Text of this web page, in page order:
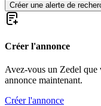
Créer une alerte de
Créer l'annonce
Avez-vous un Zedel que
annonce maintenant.
Créer l'annonce